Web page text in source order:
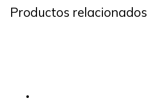
Productos relacionados